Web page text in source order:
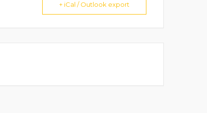
+ iCal / Outlook export